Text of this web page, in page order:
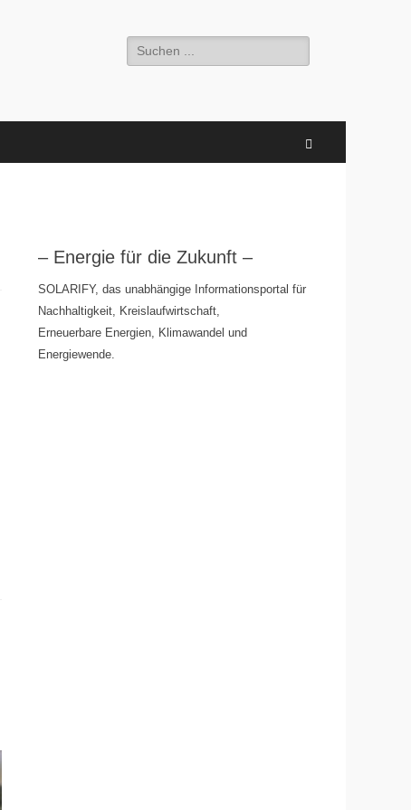
Suchen
nach:
– Energie für die Zukunft –
SOLARIFY, das unabhängige Informationsportal für
Nachhaltigkeit, Kreislaufwirtschaft,
Erneuerbare Energien, Klimawandel und
Energiewende.